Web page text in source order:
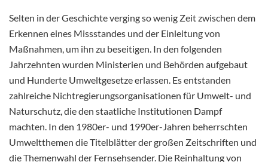
Selten in der Geschichte verging so wenig Zeit zwischen dem
Erkennen eines Missstandes und der Einleitung von
Maßnahmen, um ihn zu beseitigen. In den folgenden
Jahrzehnten wurden Ministerien und Behörden aufgebaut
und Hunderte Umweltgesetze erlassen. Es entstanden
zahlreiche Nichtregierungsorganisationen für Umwelt- und
Naturschutz, die den staatliche Institutionen Dampf
machten. In den 1980er- und 1990er-Jahren beherrschten
Umweltthemen die Titelblätter der großen Zeitschriften und
die Themenwahl der Fernsehsender. Die Reinhaltung von